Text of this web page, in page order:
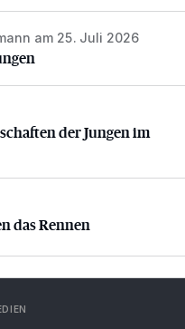
am 25. Juli 2026
der Jungen im
der Jungen im
das Rennen
das Rennen